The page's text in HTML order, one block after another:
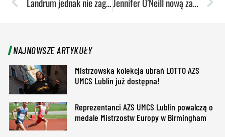
NAJNOWSZE ARTYKUŁY
Mistrzowska kolekcja ubrań LOTTO AZS
UMCS Lublin już dostępna!
Reprezentanci AZS UMCS Lublin powalczą o
medale Mistrzostw Europy w Birmingham